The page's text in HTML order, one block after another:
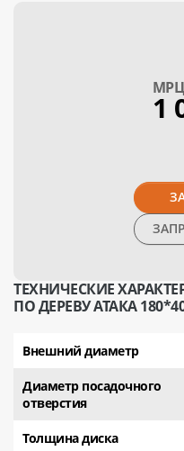
МPЦ
1
ТЕХНИЧЕСКИЕ
ПО ДЕРЕВУ АТАКА
Внешний диаметр
Диаметр посадочного
отверстия
Толщина диска